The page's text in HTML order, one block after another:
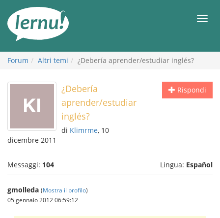
all’indice
Forum Altri temi ¿Debería aprender/estudiar inglés?
Rispondi
¿Debería
aprender/estudiar
inglés?
di Klimrme, 10
dicembre 2011
Messaggi: 104 Lingua: Español
gmolleda (Mostra il profilo)
05 gennaio 2012 06:59:12